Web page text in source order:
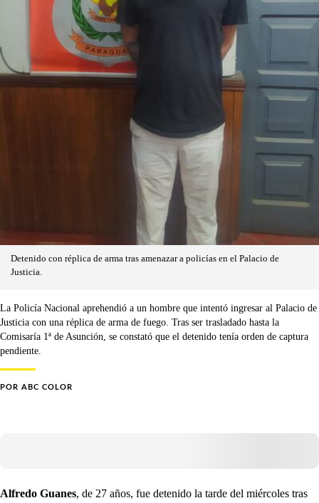
Detenido con réplica de arma tras amenazar a policías en el Palacio de
Justicia.
La Policía Nacional aprehendió a un hombre que intentó ingresar al Palacio de
Justicia con una réplica de arma de fuego. Tras ser trasladado hasta la
Comisaría 1ª de Asunción, se constató que el detenido tenía orden de captura
pendiente.
POR ABC COLOR
Alfredo Guanes, de 27 años, fue detenido la tarde del miércoles tras